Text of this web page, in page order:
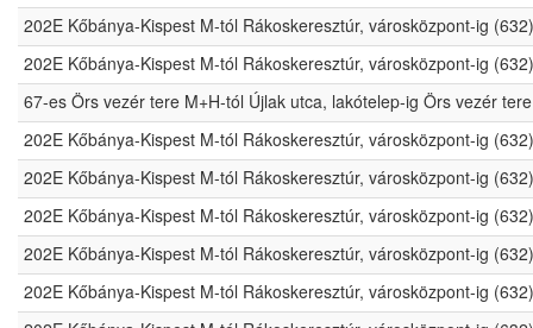
202E Kőbánya-Kispest M-tól Rákoskeresztúr, városközpont-ig (632)
202E Kőbánya-Kispest M-tól Rákoskeresztúr, városközpont-ig (632)
67-es Örs vezér tere M+H-tól Újlak utca, lakótelep-ig Örs vezér
202E Kőbánya-Kispest M-tól Rákoskeresztúr, városközpont-ig (632)
202E Kőbánya-Kispest M-tól Rákoskeresztúr, városközpont-ig (632)
202E Kőbánya-Kispest M-tól Rákoskeresztúr, városközpont-ig (632)
202E Kőbánya-Kispest M-tól Rákoskeresztúr, városközpont-ig (632)
202E Kőbánya-Kispest M-tól Rákoskeresztúr, városközpont-ig (632)